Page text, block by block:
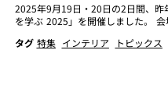
2025年9月19日・20日の2日間、昨
を学ぶ 2025」を開催しました。 会
タグ 特集 インテリア
トピックス